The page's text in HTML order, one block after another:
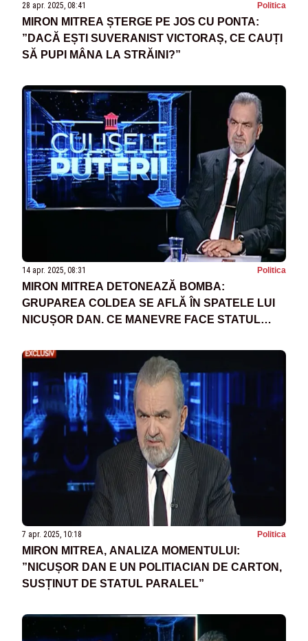
28 apr. 2025, 08:41 Politica
MIRON MITREA ȘTERGE PE JOS CU PONTA:
”DACĂ EȘTI SUVERANIST VICTORAȘ, CE CAUȚI
SĂ PUPI MÂNA LA STRĂINI?”
14 apr. 2025, 08:31 Politica
MIRON MITREA DETONEAZĂ BOMBA:
GRUPAREA COLDEA SE AFLĂ ÎN SPATELE LUI
NICUȘOR DAN. CE MANEVRE FACE STATUL
FAȚĂ
7 apr. 2025, 10:18 Politica
MIRON MITREA, ANALIZA MOMENTULUI:
”NICUȘOR DAN E UN POLITIACIAN DE CARTON,
SUSȚINUT DE STATUL PARALEL”